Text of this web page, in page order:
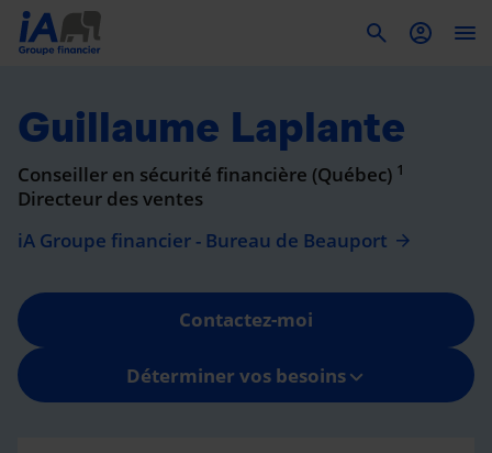
Guillaume Laplante
Conseiller en sécurité financière (Québec) 1
Directeur des ventes
iA Groupe financier - Bureau de Beauport
Contactez-moi
Déterminer vos besoins